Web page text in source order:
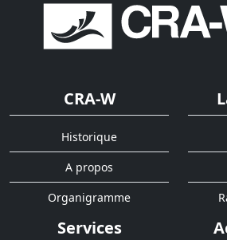
CRA-W
Historique
A propos
Organigramme
Services